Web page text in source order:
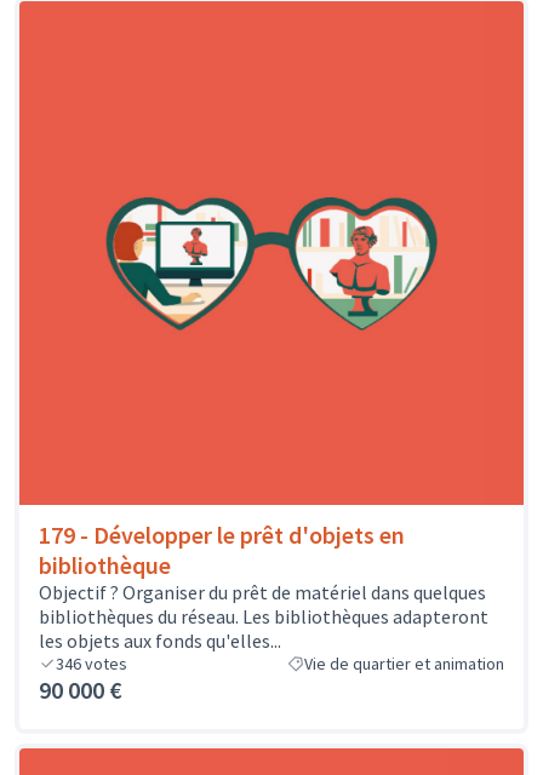
179 - Développer le prêt d'objets en
bibliothèque
Objectif ? Organiser du prêt de matériel dans quelques
bibliothèques du réseau. Les bibliothèques adapteront
les objets aux fonds qu'elles...
346votes Vie de quartier et animation
90 000 €